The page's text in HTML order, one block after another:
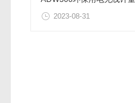
2023-08-31